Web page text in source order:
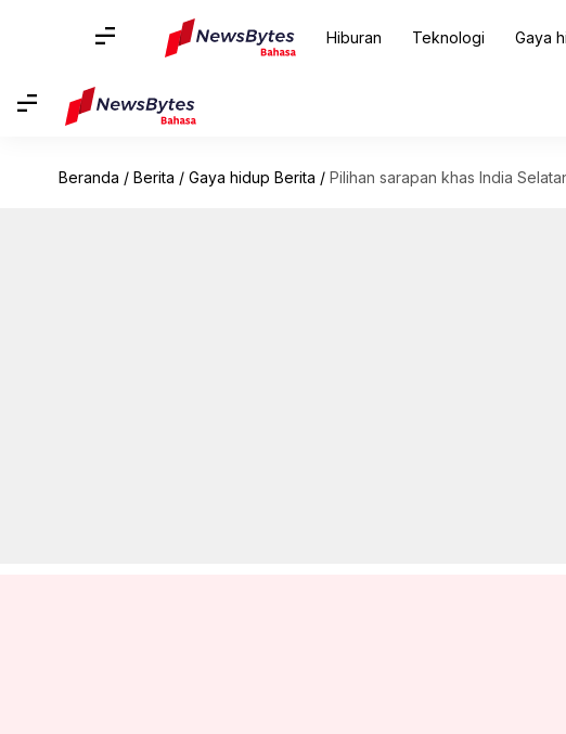
Hiburan Teknologi Gaya
Beranda / Berita / Gaya hidup Berita / Pilihan sarapan khas India